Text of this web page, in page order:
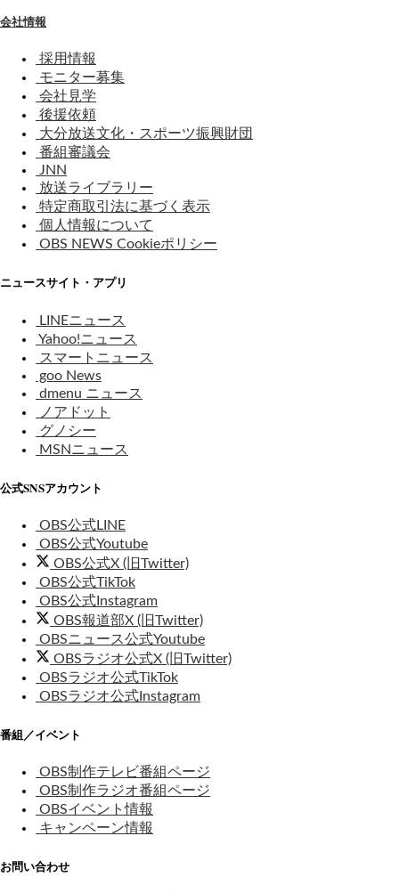
会社情報
採用情報
モニター募集
会社見学
後援依頼
大分放送文化・スポーツ振興財団
番組審議会
JNN
放送ライブラリー
特定商取引法に基づく表示
個人情報について
OBS NEWS Cookieポリシー
ニュースサイト・アプリ
LINEニュース
Yahoo!ニュース
スマートニュース
goo News
dmenu ニュース
ノアドット
グノシー
MSNニュース
公式SNSアカウント
OBS公式LINE
OBS公式Youtube
OBS公式X (旧Twitter)
OBS公式TikTok
OBS公式Instagram
OBS報道部X (旧Twitter)
OBSニュース公式Youtube
OBSラジオ公式X (旧Twitter)
OBSラジオ公式TikTok
OBSラジオ公式Instagram
番組／イベント
OBS制作テレビ番組ページ
OBS制作ラジオ番組ページ
OBSイベント情報
キャンペーン情報
お問い合わせ